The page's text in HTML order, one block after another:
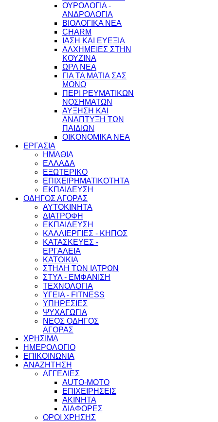
ΟΥΡΟΛΟΓΙΑ -
ΑΝΔΡΟΛΟΓΙΑ
ΒΙΟΛΟΓΙΚΑ ΝΕΑ
CHARM
ΙΑΣΗ ΚΑΙ ΕΥΕΞΙΑ
ΑΛΧΗΜΕΙΕΣ ΣΤΗΝ
ΚΟΥΖΙΝΑ
ΩΡΛ ΝEA
ΓΙΑ ΤΑ ΜΑΤΙΑ ΣΑΣ
ΜΟΝΟ
ΠΕΡΙ ΡΕΥΜΑΤΙΚΩΝ
ΝΟΣΗΜΑΤΩΝ
ΑΥΞΗΣΗ ΚΑΙ
ΑΝΑΠΤΥΞΗ ΤΩΝ
ΠΑΙΔΙΩΝ
ΟΙΚΟΝΟΜΙΚΑ ΝΕΑ
ΕΡΓΑΣΙΑ
ΗΜΑΘΙΑ
ΕΛΛΑΔΑ
ΕΞΩΤΕΡΙΚΟ
ΕΠΙΧΕΙΡΗΜΑΤΙΚΟΤΗΤΑ
ΕΚΠΑΙΔΕΥΣΗ
ΟΔΗΓΟΣ ΑΓΟΡΑΣ
ΑΥΤΟΚΙΝΗΤΑ
ΔΙΑΤΡΟΦΗ
ΕΚΠΑΙΔΕΥΣΗ
ΚΑΛΛΙΕΡΓΙΕΣ - ΚΗΠΟΣ
ΚΑΤΑΣΚΕΥΕΣ -
ΕΡΓΑΛΕΙΑ
ΚΑΤΟΙΚΙΑ
ΣΤΗΛΗ ΤΩΝ ΙΑΤΡΩΝ
ΣΤΥΛ - ΕΜΦΑΝΙΣΗ
ΤΕΧΝΟΛΟΓΙΑ
ΥΓΕΙΑ - FITNESS
ΥΠΗΡΕΣΙΕΣ
ΨΥΧΑΓΩΓΙΑ
ΝΕΟΣ ΟΔΗΓΟΣ
ΑΓΟΡΑΣ
ΧΡΗΣΙΜΑ
ΗΜΕΡΟΛΟΓΙΟ
ΕΠΙΚΟΙΝΩΝΙΑ
ΑΝΑΖΗΤΗΣΗ
ΑΓΓΕΛΙΕΣ
AUTO-MOTO
ΕΠΙΧΕΙΡΗΣΕΙΣ
ΑΚΙΝΗΤΑ
ΔΙΑΦΟΡΕΣ
ΟΡΟΙ ΧΡΗΣΗΣ